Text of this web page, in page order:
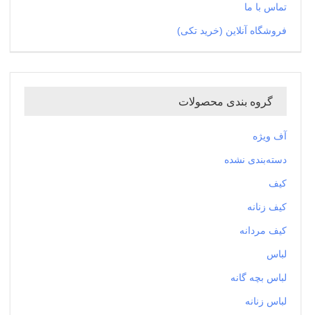
تماس با ما
فروشگاه آنلاین (خرید تکی)
گروه بندی محصولات
آف ویژه
دسته‌بندی نشده
کیف
کیف زنانه
کیف مردانه
لباس
لباس بچه گانه
لباس زنانه